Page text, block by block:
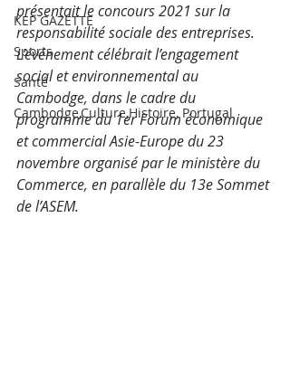
KEP GAZETTE
Sports
Santé
Cambodge,Culture,Histoire, Portugal
présentait le concours 2021 sur la
responsabilité sociale des entreprises.
L’événement célébrait l’engagement
social et environnemental au
Cambodge, dans le cadre du
programme du 1er Forum économique
et commercial Asie-Europe du 23
novembre organisé par le ministère du
Commerce, en parallèle du 13e Sommet
de l’ASEM.